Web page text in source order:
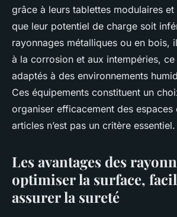
grâce à leurs tablettes modulaires et
que leur potentiel de charge soit
rayonnages métalliques ou en bois,
à la corrosion et aux intempéries,
adaptés à des environnements
Ces équipements constituent un
organiser efficacement des
articles n’est pas un critère essentiel.
Les avantages des
optimiser la surface,
assurer la sureté